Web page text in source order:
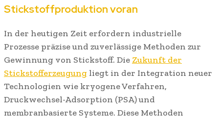
Stickstoffproduktion voran
In der heutigen Zeit erfordern industrielle
Prozesse präzise und zuverlässige Methoden zur
Gewinnung von Stickstoff. Die Zukunft der
Stickstofferzeugung liegt in der Integration neuer
Technologien wie kryogene Verfahren,
Druckwechsel-Adsorption (PSA) und
membranbasierte Systeme. Diese Methoden